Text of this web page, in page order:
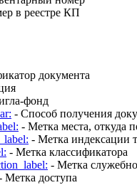
в реестре КП
документа
фонд
- Способ получения
- Метка места, откуда
- Метка индексации
- Метка классификатора
- Метка
Метка доступа